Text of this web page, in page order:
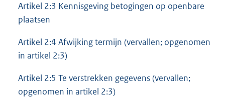
Artikel 2:3 Kennisgeving betogingen op openbare
plaatsen
Artikel 2:4 Afwijking termijn (vervallen; opgenomen
in artikel 2:3)
Artikel 2:5 Te verstrekken gegevens (vervallen;
opgenomen in artikel 2:3)